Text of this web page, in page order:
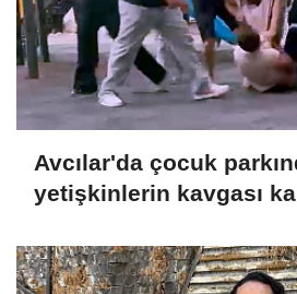
Avcılar'da çocuk
yetişkinlerin kavgası